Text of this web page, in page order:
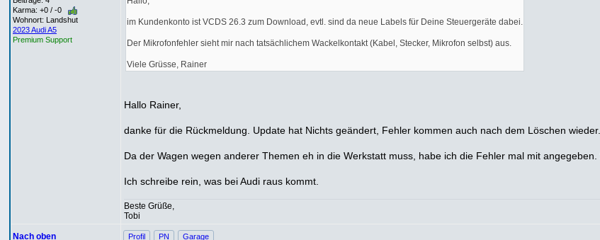
Karma: +0 / -0
Wohnort: Landshut
2023 Audi A5
Premium Support
im Kundenkonto ist VCDS 26.3 zum Download, evtl. sind da neue Labels für Deine Steuergeräte dabei.
Der Mikrofonfehler sieht mir nach tatsächlichem Wackelkontakt (Kabel, Stecker, Mikrofon selbst) aus.
Viele Grüsse, Rainer
Hallo Rainer,
danke für die Rückmeldung. Update hat Nichts geändert, Fehler kommen auch nach dem Löschen wieder.
Da der Wagen wegen anderer Themen eh in die Werkstatt muss, habe ich die Fehler mal mit
Ich schreibe rein, was bei Audi raus kommt.
Beste Grüße,
Tobi
Nach oben Profil PN Garage